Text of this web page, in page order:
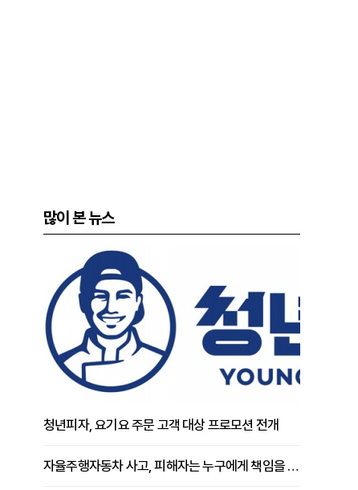
많이 본 뉴스
청년피자, 요기요 주문 고객 대상 프로모션 전개
자율주행자동차 사고, 피해자는 누구에게 책임을 물을 수 있을까